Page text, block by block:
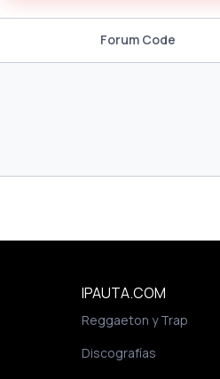
Forum Code
IPAUTA.COM
Reggaeton y Trap
Discografías